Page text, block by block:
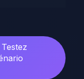
Testez